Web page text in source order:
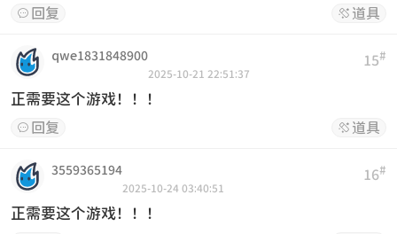
 回复  道具
15#
qwe1831848900
2025-10-21 22:51:37
正需要这个游戏！！！
 回复  道具
16#
3559365194
2025-10-24 03:40:51
正需要这个游戏！！！